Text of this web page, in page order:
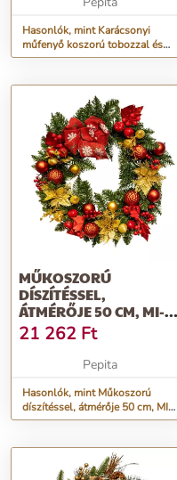
Hasonlók, mint Karácsonyi
műfenyő koszorú tobozzal és
15 LED-del, időzíthető, 40 cm
MŰKOSZORÚ
DÍSZÍTÉSSEL,
ÁTMÉRŐJE 50 CM, MI-
198
21 262 Ft
Pepita
Hasonlók, mint Műkoszorú
díszítéssel, átmérője 50 cm, MI-
198